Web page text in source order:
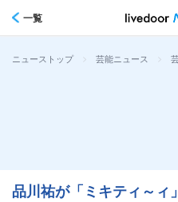
一覧
ニューストップ > 芸能ニュース >
品川祐が「ミキティ～